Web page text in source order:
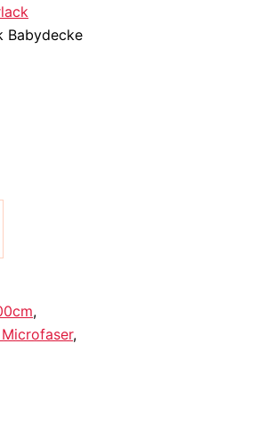
Babydecke
,
,